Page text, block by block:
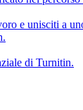
e unisciti a
di Turnitin.